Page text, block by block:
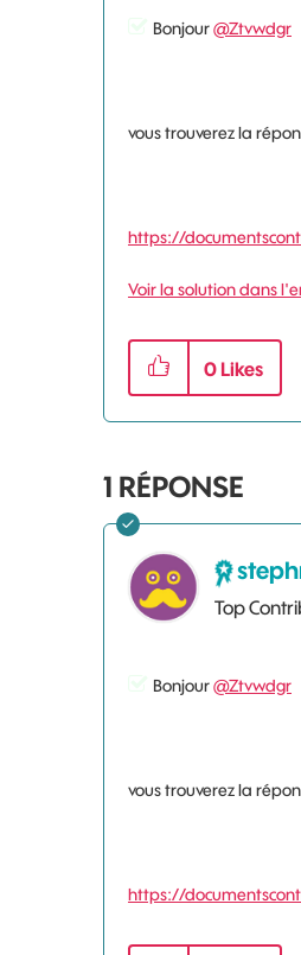
Bonjour@Ztvwdgr
vous trouverez la
https://
Voir la solution dans
0 Likes
1 RÉPONSE
Top
Bonjour@Ztvwdgr
vous trouverez la
https://